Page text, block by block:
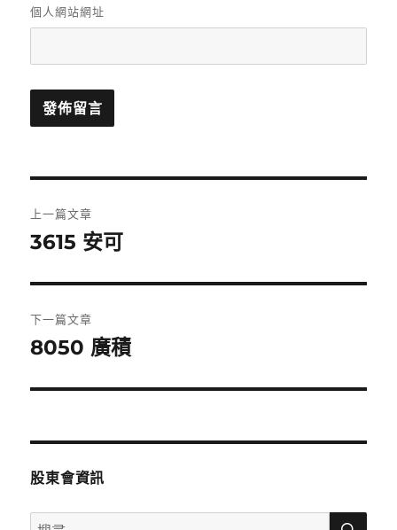
個人網站網址
章
覽
上一篇文章
上
篇
文
章:
3615 安可
下一篇文章
下
篇
章:
8050 廣積
股東會資訊
搜
搜